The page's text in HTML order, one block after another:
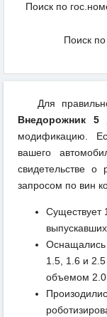
Поиск по
Поиск
Для
Внедорожник 5
модификацию.
вашего
свидетельстве о
запросом по вин
Существует
Оснащались
1.5, 1.6 и
объемом 2.0